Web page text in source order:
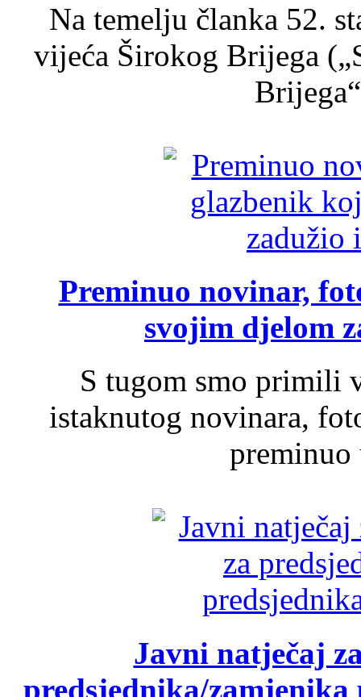
Na temelju članka 52.
vijeća Širokog Brijega
Preminuo novinar,
svojim djelom
S tugom smo primili
istaknutog novinara,
Javni natječaj
predsjednika/